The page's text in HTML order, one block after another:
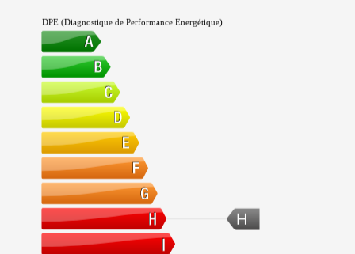
H
DPE (Diagnostique de Performance Energétique)